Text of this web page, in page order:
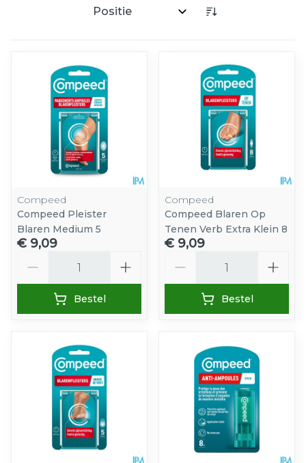
Sorteer op:
Compeed
Compeed Pleister
Blaren Medium 5
€ 9,09
Bestel
Compeed
Compeed Blaren Op
Tenen Verb Extra Klein 8
€ 9,09
Bestel